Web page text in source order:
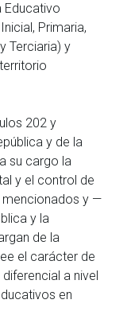
Educativo
Primaria,
Terciaria) y
202 y
y de la
su cargo la
y el control de
mencionados y —
y la
de la
el carácter de
a nivel
en